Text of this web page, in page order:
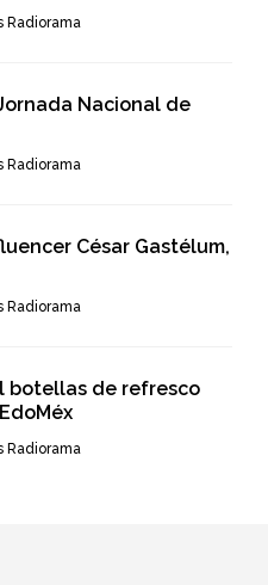
Radiorama
Nacional de
Radiorama
César Gastélum,
Radiorama
botellas de refresco
Radiorama